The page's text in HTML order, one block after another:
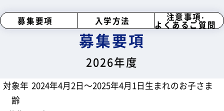
募集要項 入学方法 注意事項‧
よくあるご質問
募集要項
2026年度
対象年
齢
2024年4月2日～2025年4月1日生まれのお子さま